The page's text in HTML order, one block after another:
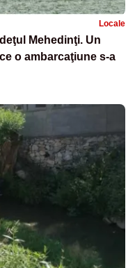
Locale
Mehedinţi. Un
o ambarcaţiune s-a